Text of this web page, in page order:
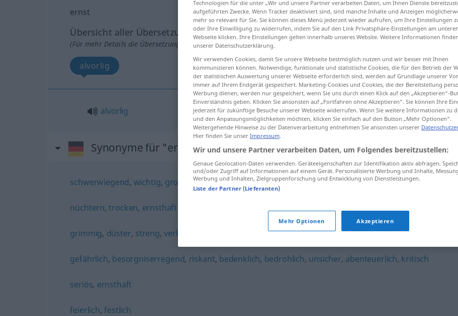
ernst
Übersicht aller Übersetzungen
(Für mehr Details die Übersetzung anklicken/antippen)
alvorlig
alvorlig ernst
Synonyme für "ernst"
schwerwiegend, wichtig, groß
nüchtern,trocken, ernsthaft
grimmig, düster, streng,verbissen finster
gefährlich, besorgniserregend, riskant, bedenklich, bedrohlich, unsicher, abenteuerlich, kritisch
seriös, ernsthaft
feierlich,festlich
Technologien für die unter „Wir und unsere Partner verarbeiten Daten, um Ihnen Dienste
aufgeführten Zwecke. Wenn Tracker deaktiviert sind, sind manche Inhalte und Anzeigen
mehr so relevant für Sie. Sie können dieses Menü jederzeit wieder aufrufen, um Ihre Einstellungen
oder Ihre Einwilligung zu widerrufen, indem Sie auf den Link Privatsphäre-Einstellungen am
Webseite klicken. Ihre Einstellungen gelten innerhalb unseres Website. Weitere Informationen
unserer Datenschutzerklärung.
Wir verwenden Cookies, damit Sie unsere Webseite bestmöglich nutzen und wir besser mit Ihnen
kommunizieren können. Notwendige, funktionale und statistische Cookies, die für den Betrieb der
der statistischen Auswertung unserer Webseite erforderlich sind, werden auf Grundlage unserer
immer auf Ihrem Endgerät gespeichert. Marketing-Cookies und Cookies, die der Bereitstellung
Werbung dienen, werden nur gespeichert, wenn Sie uns durch einen Klick auf den „Akzeptieren“-
Einverständnis geben. Klicken Sie ansonsten auf „Fortfahren ohne Akzeptieren“. Sie können Ihre
jederzeit für zukünftige Besuche unserer Webseite widerrufen. Wenn Sie weitere Informationen zu
und den Anpassungsmöglichkeiten möchten, klicken Sie einfach auf den Button „Mehr Optionen“.
Weitergehende Hinweise zu der Datenverarbeitung entnehmen Sie ansonsten unserer
Hier finden Sie unser Impressum.
Wir und unsere Partner verarbeiten Daten, um Folgendes bereitzustellen:
Genaue Geolocation-Daten verwenden. Geräteeigenschaften zur Identifikation aktiv abfragen.
und/oder Zugriff auf Informationen auf einem Gerät. Personalisierte Werbung und Inhalte,
Werbung und Inhalten, Zielgruppenforschung und Entwicklung von Dienstleistungen.
Liste der Partner (Lieferanten)
Mehr Optionen Akzeptieren